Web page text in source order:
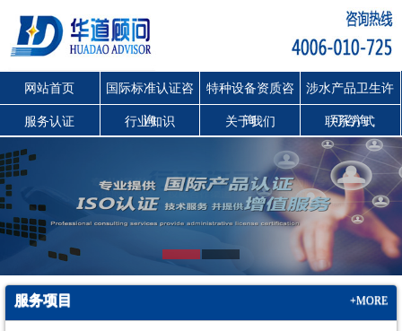
网站首页 国际标准认证咨
询
特种设备资质咨
询
涉水产品卫生许
可咨询
服务认证 行业知识 关于我们 联系方式
服务项目 +MORE